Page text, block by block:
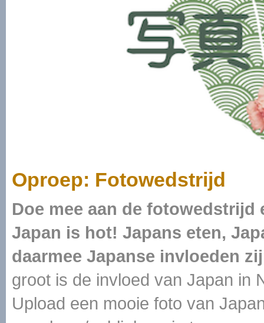
Oproep: Fotowedstrijd
Doe mee aan de
Japan is hot! Japans eten,
daarmee Japanse invloeden
groot is de invloed van Japan in
Upload een mooie foto van